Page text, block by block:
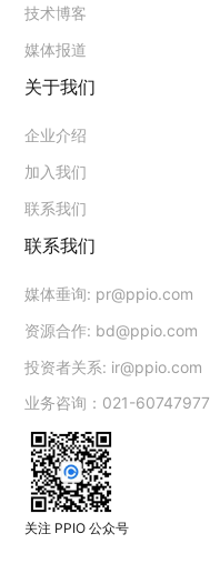
技术博客
媒体报道
关于我们
企业介绍
加入我们
联系我们
联系我们
媒体垂询: pr@ppio.com
资源合作: bd@ppio.com
投资者关系: ir@ppio.com
业务咨询：021-60747977
关注 PPIO 公众号